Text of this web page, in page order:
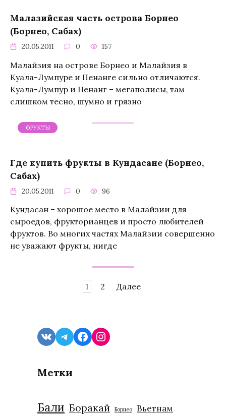
Малазийская часть острова Борнео
(Борнео, Сабах)
20.05.2011 0 157
Малайзия на острове Борнео и Малайзия в
Куала-Лумпуре и Пенанге сильно отличаются.
Куала-Лумпур и Пенанг – мегаполисы, там
слишком тесно, шумно и грязно
ФРУКТЫ
Где купить фрукты в Кундасане (Борнео,
Сабах)
20.05.2011 0 96
Кундасан – хорошое место в Малайзии для
сыроедов, фрукторианцев и просто любителей
фруктов. Во многих частях Малайзии совершенно
не уважают фрукты, нигде
1 2 Далее
VKTelegram
Facebook
Instagram
Метки
Бали Боракай Борнео Вьетнам